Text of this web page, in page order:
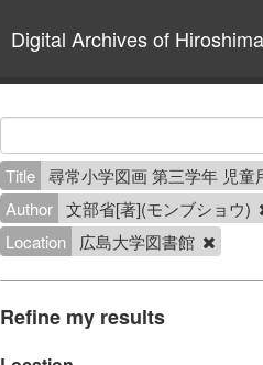
Digital Archives of
Title 尋常小学図画 第三学年 児童
Author 文部省[著](モンブショウ)
Location
広島大学図書館
Refine my results